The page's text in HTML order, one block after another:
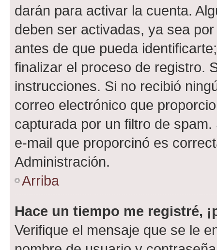
darán para activar la cuenta.
deben ser activadas, ya sea
antes de que pueda
finalizar el proceso de registro.
instrucciones. Si no recibió
correo electrónico que
capturada por un filtro de
e-mail que proporcinó es
Administración.
Arriba
Hace un tiempo me registré,
Verifique el mensaje que se le